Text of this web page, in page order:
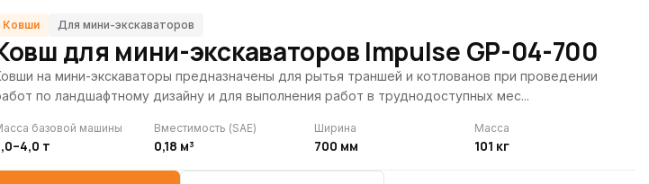
Ковши Для мини-экскаваторов
для мини-экскаваторов Impulse GP-04-700
на мини-экскаваторы предназначены для рытья траншей и котлованов при проведении
по ландшафтному дизайну и для выполнения работ в труднодоступных мес...
базовой машины
т
Вместимость (SAE)
0,18 м³
Ширина
700 мм
Масса
101 кг